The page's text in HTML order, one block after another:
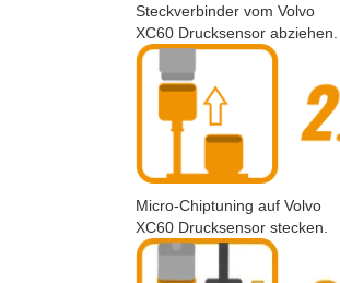
Steckverbinder vom Volvo
XC60 Drucksensor abziehen.
Micro-Chiptuning auf Volvo
XC60 Drucksensor stecken.